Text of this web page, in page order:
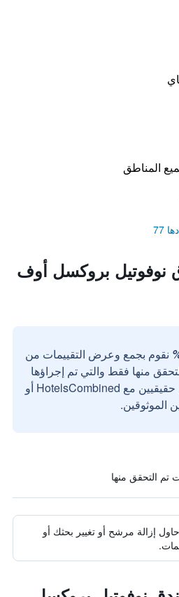
المناطق
نوفوتيل بروكسل أوف
نقوم بجمع وعرض التقييمات من
منها فقط والتي تم إجراؤها
بواسطة مستخدمين حقيقيين مع HotelsCombined أو
الموثوقين.
إزالة مرشح أو تغيير بحثك أو